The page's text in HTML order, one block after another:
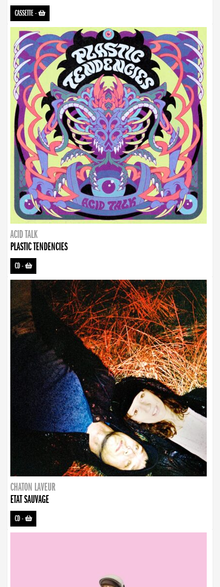
CASSETTE-
ACID TALK
PLASTIC TENDENCIES
CD-
CHATON LAVEUR
ETAT SAUVAGE
CD-